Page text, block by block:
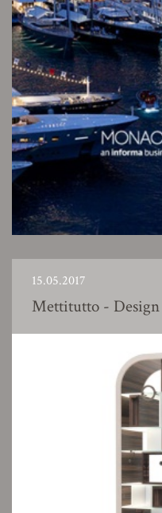
15.05.2017
Mettitutto -